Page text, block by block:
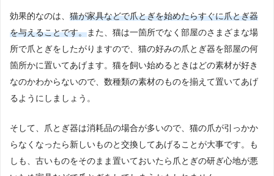
効果的なのは、 猫が家具などで爪とぎを始めたらすぐに爪とぎ器
を与えることです。また、猫は一箇所でなく部屋のさまざまな場
所で爪とぎをしたがりますので、猫の好みの爪とぎ器を部屋の何
箇所かに置いてあげます。猫を飼い始めるときはどの素材が好き
なのかわからないので、数種類の素材のものを揃えて置いてあげ
るようにしましょう。
そして、爪とぎ器は消耗品の場合が多いので、猫の爪が引っかか
らなくなったら新しいものと交換してあげることが大事です。も
しも、古いものをそのまま置いておいたら爪とぎの研ぎ心地が悪